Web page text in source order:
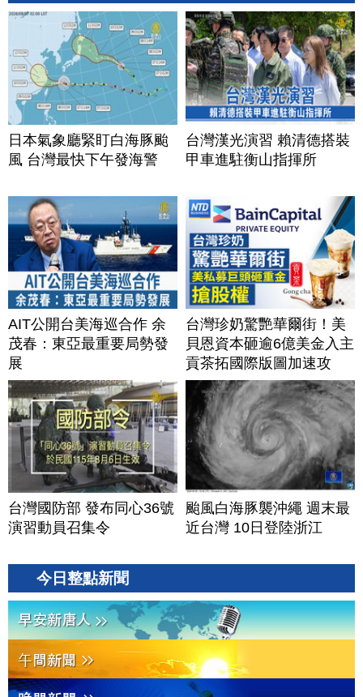
日本氣象廳緊盯白海豚颱
風 台灣最快下午發海警
台灣漢光演習 賴清德搭裝
甲車進駐衡山指揮所
AIT公開台美海巡合作 余
茂春：東亞最重要局勢發
展
台灣珍奶驚艷華爾街！美
貝恩資本砸逾6億美金入主
貢茶拓國際版圖加速攻
美？｜#財經新聞｜
20260806(四)
台灣國防部 發布同心36號
演習動員召集令
颱風白海豚襲沖繩 週末最
近台灣 10日登陸浙江
今日整點新聞